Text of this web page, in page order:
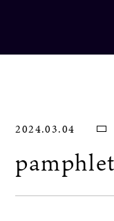
2024.03.04